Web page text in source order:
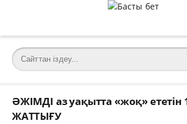
ӘЖІМДІ аз уақытта «жоқ»
ЖАТТЫҒУ